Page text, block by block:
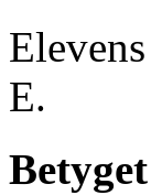
E.